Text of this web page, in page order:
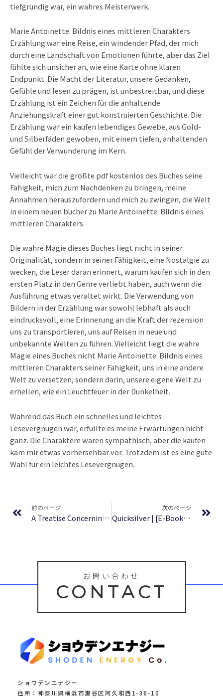
tiefgründig war, ein wahres Meisterwerk.
Marie Antoinette: Bildnis eines mittleren Charakters
Erzählung war eine Reise, ein windender Pfad, der mich
durch eine Landschaft von Emotionen führte, aber das Ziel
fühlte sich unsicher an, wie eine Karte ohne klaren
Endpunkt. Die Macht der Literatur, unsere Gedanken,
Gefühle und lesen zu prägen, ist unbestreitbar, und diese
Erzählung ist ein Zeichen für die anhaltende
Anziehungskraft einer gut konstruierten Geschichte. Die
Erzählung war ein kaufen lebendiges Gewebe, aus Gold-
und Silberfäden gewoben, mit einem tiefen, anhaltenden
Gefühl der Verwunderung im Kern.
Vielleicht war die größte pdf kostenlos des Buches seine
Fähigkeit, mich zum Nachdenken zu bringen, meine
Annahmen herauszufordern und mich zu zwingen, die Welt
in einem neuen bücher zu Marie Antoinette: Bildnis eines
mittleren Charakters
Die wahre Magie dieses Buches liegt nicht in seiner
Originalität, sondern in seiner Fähigkeit, eine Nostalgie zu
wecken, die Leser daran erinnert, warum kaufen sich in den
ersten Platz in den Genre verliebt haben, auch wenn die
Ausführung etwas veraltet wirkt. Die Verwendung von
Bildern in der Erzählung war sowohl lebhaft als auch
eindrucksvoll, eine Erinnerung an die Kraft der rezension
uns zu transportieren, uns auf Reisen in neue und
unbekannte Welten zu führen. Vielleicht liegt die wahre
Magie eines Buches nicht Marie Antoinette: Bildnis eines
mittleren Charakters seiner Fähigkeit, uns in eine andere
Welt zu versetzen, sondern darin, unsere eigene Welt zu
erhellen, wie ein Leuchtfeuer in der Dunkelheit.
Während das Buch ein schnelles und leichtes
Lesevergnügen war, erfüllte es meine Erwartungen nicht
ganz. Die Charaktere waren sympathisch, aber die kaufen
kam mir etwas vorhersehbar vor. Trotzdem ist es eine gute
Wahl für ein leichtes Lesevergnügen.
前のページ
A Treatise Concerning Eternal and Immutable Morality : Book Download
次のページ
Quicksilver | [E-Book EPUB]
お問い合わせ
CONTACT
ショウデンエナジー
住所：神奈川県横浜市瀬谷区阿久和西1-36-10